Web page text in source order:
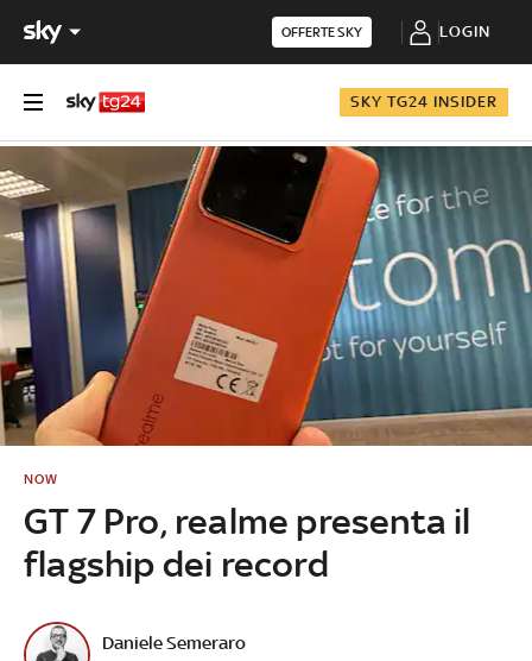
OFFERTE SKY LOGIN
SKY TG24 INSIDER
GT 7 Pro, realme presenta il
flagship dei record
NOW
Daniele Semeraro